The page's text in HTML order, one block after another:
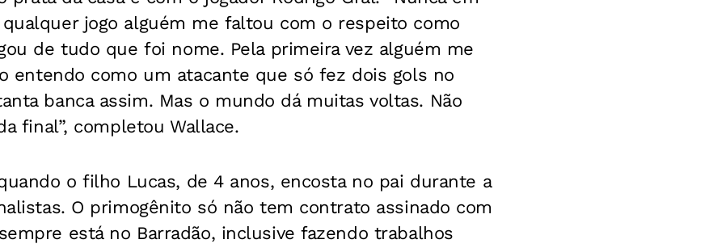
jogo alguém me faltou com o respeito como
de tudo que foi nome. Pela primeira vez alguém me
entendo como um atacante que só fez dois gols no
banca assim. Mas o mundo dá muitas voltas. Não
final”, completou Wallace.
o filho Lucas, de 4 anos, encosta no pai durante a
O primogênito só não tem contrato assinado com
está no Barradão, inclusive fazendo trabalhos